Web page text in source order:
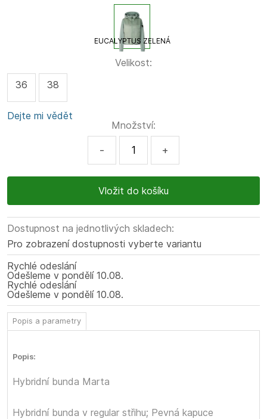
EUCALYPTUS ZELENÁ
Velikost:
36
38
Dejte mi vědět
Množství:
- +
Dostupnost na jednotlivých skladech:
Pro zobrazení dostupnosti vyberte variantu
Rychlé odeslání
Odešleme v pondělí10.08.
Rychlé odeslání
Odešleme v pondělí10.08.
Popis a parametry
Popis:
Hybridní bunda Marta
Hybridní bunda v regular střihu; Pevná kapuce